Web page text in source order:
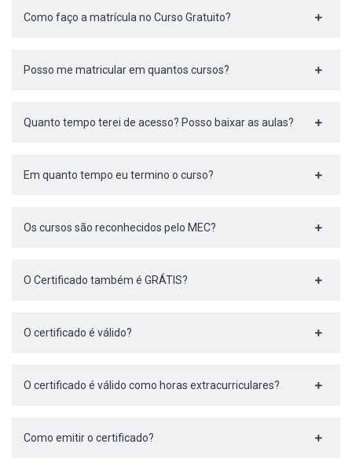
Como faço a matrícula no Curso Gratuito?
Posso me matricular em quantos cursos?
Quanto tempo terei de acesso? Posso baixar as aulas?
Em quanto tempo eu termino o curso?
Os cursos são reconhecidos pelo MEC?
O Certificado também é GRÁTIS?
O certificado é válido?
O certificado é válido como horas extracurriculares?
Como emitir o certificado?